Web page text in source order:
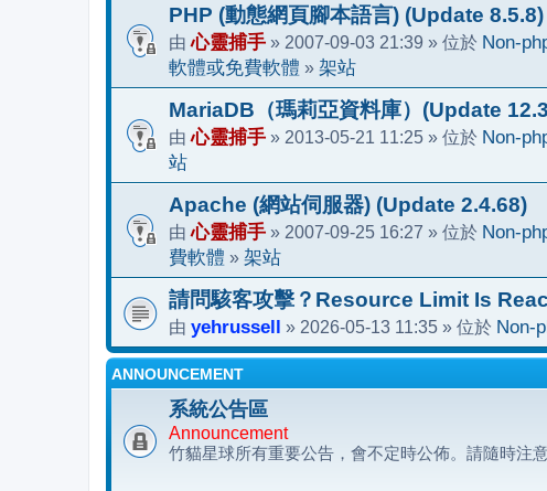
PHP (動態網頁腳本語言) (Update 8.5.8)
由心靈捕手 » 2007-09-03 21:39 » 位於 Non-
軟體或免費軟體 » 架站
MariaDB（瑪莉亞資料庫）(Update
由心靈捕手 » 2013-05-21 11:25 » 位於 Non-
站
Apache (網站伺服器) (Update 2.4.68)
由心靈捕手 » 2007-09-25 16:27 » 位於 Non-
費軟體 » 架站
請問駭客攻擊？Resource Limit Is
由 yehrussell » 2026-05-13 11:35 » 位於 Non-
ANNOUNCEMENT
系統公告區
Announcement
竹貓星球所有重要公告，會不定時公佈。請隨時注